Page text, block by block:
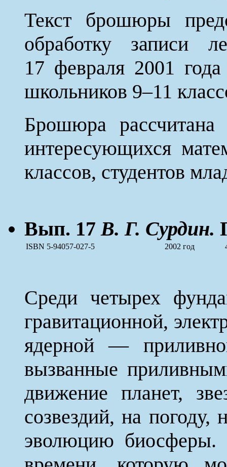
Текст брошюры
обработку записи
17 февраля 2001
школьников 9–11
Брошюра
интересующихся
классов, студентов
Вып. 17 В. Г. Сурдин.
ISBN 5-94057-027-5 2002 год
Среди четырех
гравитационной,
ядерной —
вызванные
движение планет,
созвездий, на погоду,
эволюцию